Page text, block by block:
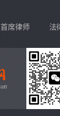
首席律师 法